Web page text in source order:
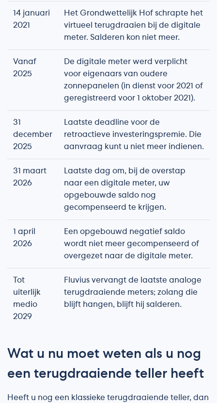
14 januari
2021
Het Grondwettelijk Hof schrapte het
virtueel terugdraaien bij de digitale
meter. Salderen kon niet meer.
Vanaf
2025
De digitale meter werd verplicht
voor eigenaars van oudere
zonnepanelen (in dienst voor 2021 of
geregistreerd voor 1 oktober 2021).
31
december
2025
Laatste deadline voor de
retroactieve investeringspremie. Die
aanvraag kunt u niet meer indienen.
31 maart
2026
Laatste dag om, bij de overstap
naar een digitale meter, uw
opgebouwde saldo nog
gecompenseerd te krijgen.
1 april
2026
Een opgebouwd negatief saldo
wordt niet meer gecompenseerd of
overgezet naar de digitale meter.
Tot
uiterlijk
medio
2029
Fluvius vervangt de laatste analoge
terugdraaiende meters; zolang die
blijft hangen, blijft hij salderen.
Wat u nu moet weten als u nog
een terugdraaiende teller heeft
Heeft u nog een klassieke terugdraaiende teller, dan